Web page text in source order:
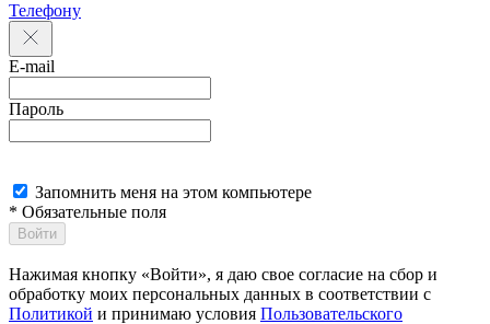
Телефону
E-mail
Пароль
Запомнить меня на этом компьютере
* Обязательные поля
Войти
Нажимая кнопку «Войти», я даю свое согласие на сбор и
обработку моих персональных данных в соответствии с
Политикой и принимаю условия Пользовательского